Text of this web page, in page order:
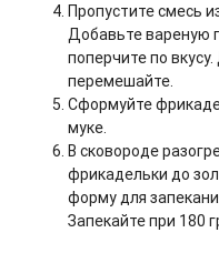
Пропустите смесь
Добавьте вареную
поперчите по
перемешайте.
Сформуйте
муке.
В сковороде
фрикадельки до
форму для
Запекайте при 180